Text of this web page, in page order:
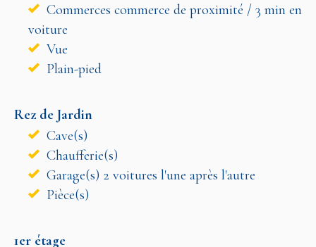
Commerces commerce de proximité / 3 min en
voiture
Vue
Plain-pied
Rez de Jardin
Cave(s)
Chaufferie(s)
Garage(s) 2 voitures l'une après l'autre
Pièce(s)
1er étage